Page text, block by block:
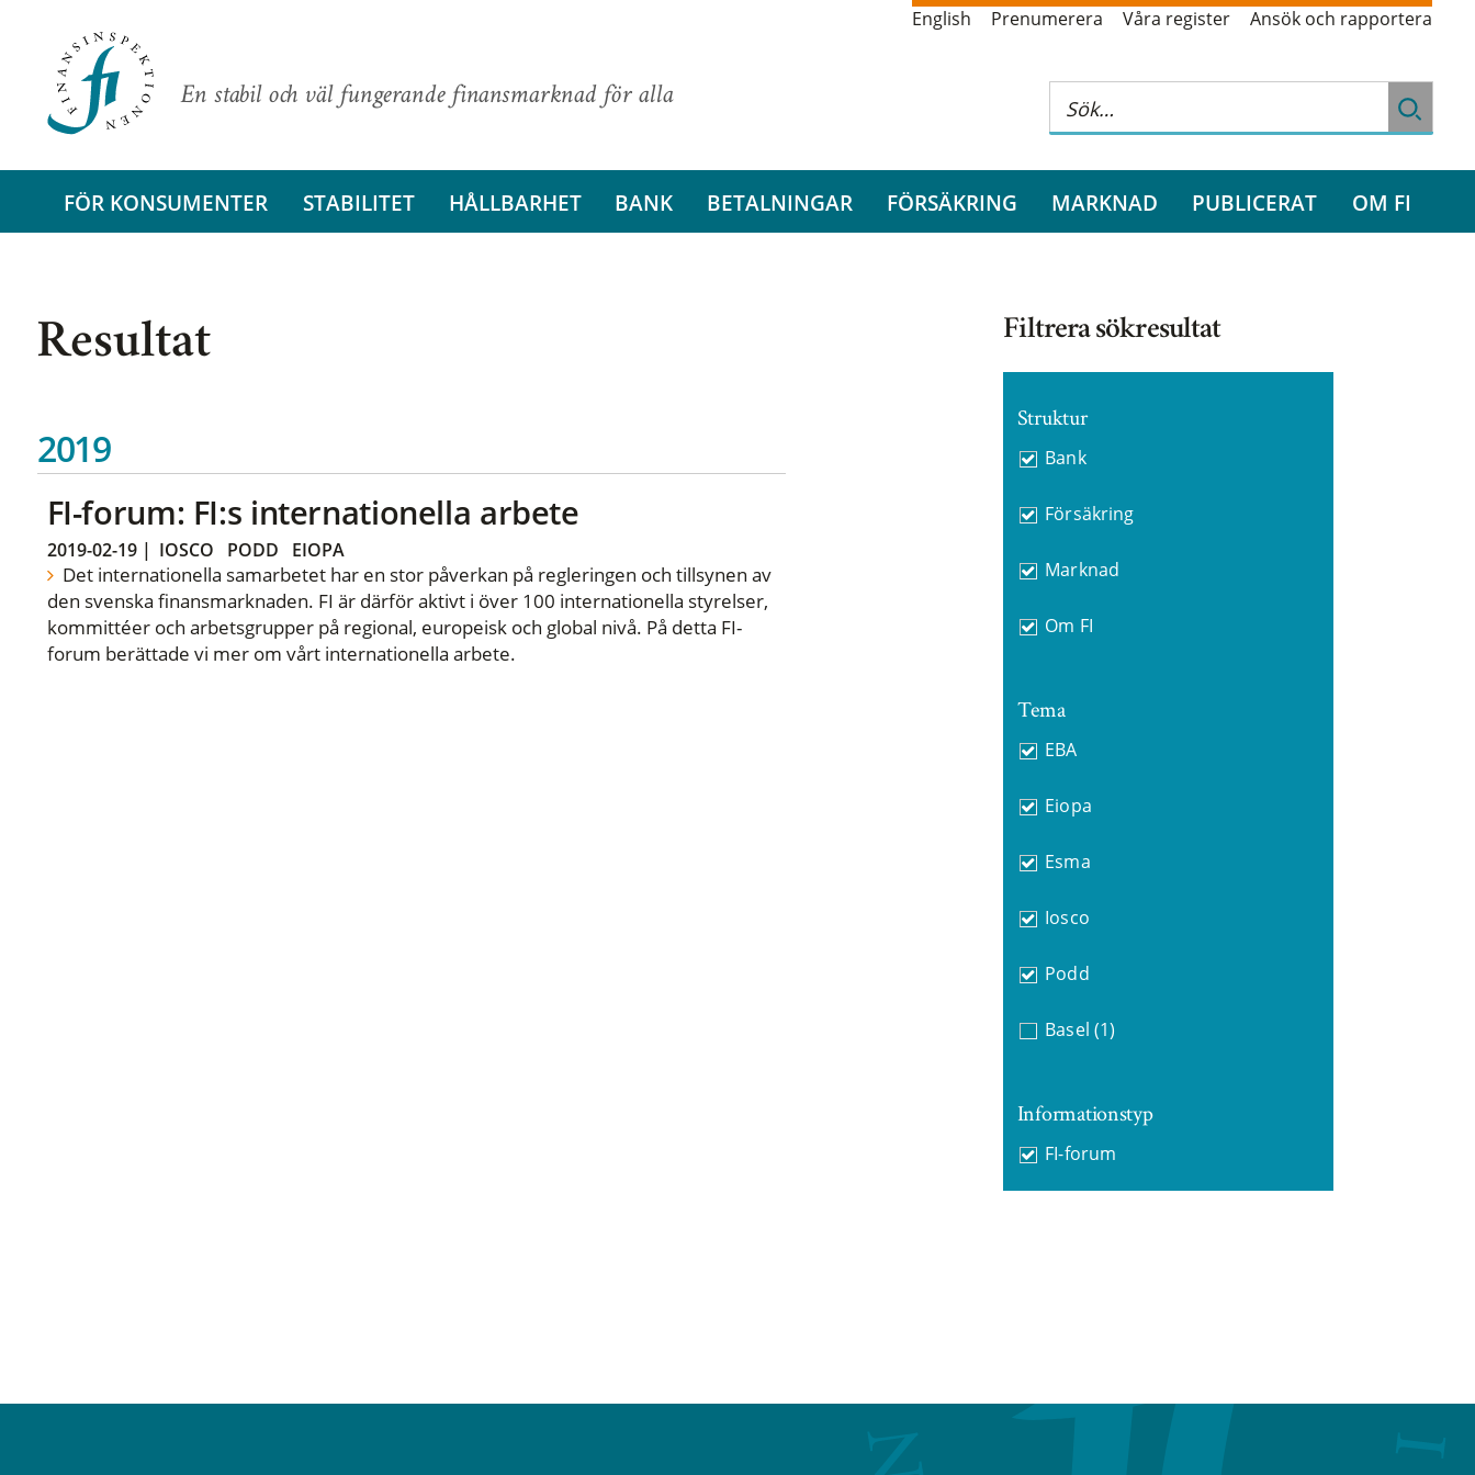
En stabil och väl fungerande finansmarknad för alla
English Prenumerera Våra register Ansök och rapportera
FÖR KONSUMENTER STABILITET HÅLLBARHET BANK BETALNINGAR FÖRSÄKRING MARKNAD PUBLICERAT OM FI
Resultat
2019
FI-forum: FI:s internationella arbete
2019-02-19| IOSCO PODD EIOPA
Det internationella samarbetet har en stor påverkan på regleringen och tillsynen av
den svenska finansmarknaden. FI är därför aktivt i över 100 internationella styrelser,
kommittéer och arbetsgrupper på regional, europeisk och global nivå. På detta FI-
forum berättade vi mer om vårt internationella arbete.
Filtrera sökresultat
Struktur
Bank
Försäkring
Marknad
Om FI
Tema
EBA
Eiopa
Esma
Iosco
Podd
Basel (1)
Informationstyp
FI-forum